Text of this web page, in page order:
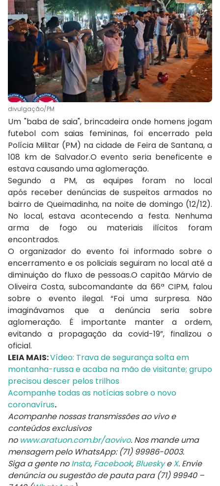
divulgação/PM
Um "baba de saia", brincadeira onde homens jogam
futebol com saias femininas, foi encerrado pela
Polícia Militar (PM) na cidade de Feira de Santana, a
108 km de Salvador.O evento seria beneficente e
estava causando uma aglomeração.
Segundo a PM, as equipes foram no local
após receber denúncias de suspeitos armados no
bairro de Queimadinha, na noite de domingo (12/12).
No local, estava acontecendo a festa. Nenhuma
arma de fogo ou materiais ilícitos foram
encontrados.
O organizador do evento foi informado sobre o
encerramento e os policiais seguiram no local até a
diminuição do fluxo de pessoas.O capitão Márvio de
Oliveira Costa, subcomandante da 66ª CIPM, falou
sobre o evento ilegal. “Foi uma surpresa. Não
imaginávamos que a denúncia seria sobre
aglomeração. É importante manter a ordem,
evitando a propagação da covid-19”, finalizou o
oficial.
LEIA MAIS:Vídeo: Trava de segurança solta em
montanha-russa e acaba na mão de visitante; grupo
precisou descer pelos trilhos
Acompanhe todas as notícias sobre o novo
coronavírus.
Acompanhe nossas transmissões ao vivo e
conteúdos exclusivos
no www.aratuon.com.br/aovivo. Nos mande uma
mensagem pelo WhatsApp: (71) 99986-0003.
Siga a gente noInsta, Facebook, BlueskyeX. Envie
denúncia ou sugestão de pauta para (71) 99940 –